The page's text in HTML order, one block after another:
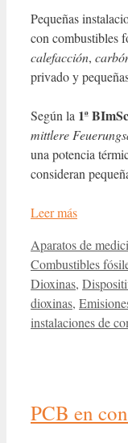
Pequeñas
con combustibles
calefacción,
privado y
Según la 1ª
mittlere
una potencia
consideran
Leer más
Categorías
Aparatos de
Combustibles
Dioxinas,
dioxinas,
instalaciones de
PCB en